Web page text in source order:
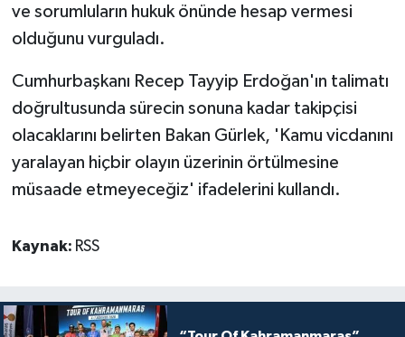
ve sorumluların hukuk önünde hesap vermesi
olduğunu vurguladı.
Cumhurbaşkanı Recep Tayyip Erdoğan'ın talimatı
doğrultusunda sürecin sonuna kadar takipçisi
olacaklarını belirten Bakan Gürlek, 'Kamu vicdanını
yaralayan hiçbir olayın üzerinin örtülmesine
müsaade etmeyeceğiz' ifadelerini kullandı.
Kaynak: RSS